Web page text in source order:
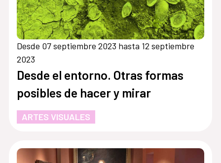
Desde 07 septiembre 2023 hasta 12 septiembre
2023
Desde el entorno. Otras formas
posibles de hacer y mirar
ARTES VISUALES